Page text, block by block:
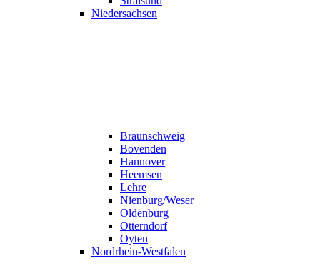
Niedersachsen
Braunschweig
Bovenden
Hannover
Heemsen
Lehre
Nienburg/Weser
Oldenburg
Otterndorf
Oyten
Nordrhein-Westfalen